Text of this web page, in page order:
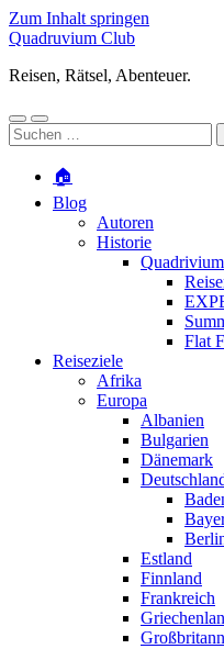
Zum Inhalt springen
Quadruvium Club
Reisen, Rätsel, Abenteuer.
Mobile-
Menü
Suchfeld
ein-/ausblenden
Suchen
nach:
🏠
Blog
Autoren
Historie
Flat
Reiseziele
Afrika
Europa
Albanien
Bulgarien
Dänemark
Estland
Finnland
Frankreich